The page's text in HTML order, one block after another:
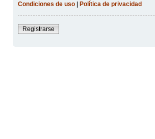
Condiciones de uso| Política de privacidad
Registrarse